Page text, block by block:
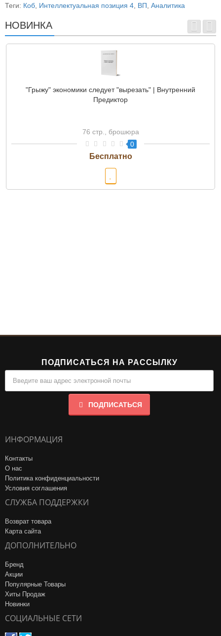
Теги: Коб Интеллектуальная позиция 4 ВП Аналитика
НОВИНКА
"Грыжу" экономики следует "вырезать" | Внутренний
Предиктор
76 стр., брошюра
0
ПОДПИСАТЬСЯ НА РАССЫЛКУ
ПОДПИСАТЬСЯ
ИНФОРМАЦИЯ
Контакты
О нас
Политика конфиденциальности
Условия соглашения
СЛУЖБА ПОДДЕРЖКИ
Возврат товара
Карта сайта
ДОПОЛНИТЕЛЬНО
Бренд
Акции
Популярные Товары
Хиты Продаж
Новинки
СОЦИАЛЬНЫЕ СЕТИ